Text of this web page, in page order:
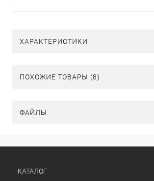
ХАРАКТЕРИСТИКИ
ПОХОЖИЕ ТОВАРЫ (8)
ФАЙЛЫ
КАТАЛОГ